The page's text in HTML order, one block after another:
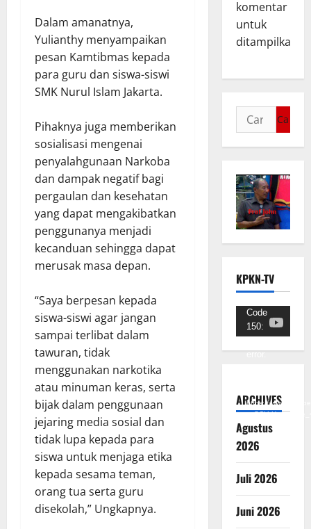
Dalam amanatnya,
Yulianthy menyampaikan
pesan Kamtibmas kepada
para guru dan siswa-siswi
SMK Nurul Islam Jakarta.
Pihaknya juga memberikan
sosialisasi mengenai
penyalahgunaan Narkoba
dan dampak negatif bagi
pergaulan dan kesehatan
yang dapat mengakibatkan
penggunanya menjadi
kecanduan sehingga dapat
merusak masa depan.
“Saya berpesan kepada
siswa-siswi agar jangan
sampai terlibat dalam
tawuran, tidak
menggunakan narkotika
atau minuman keras, serta
bijak dalam penggunaan
jejaring media sosial dan
tidak lupa kepada para
siswa untuk menjaga etika
kepada sesama teman,
orang tua serta guru
disekolah,” Ungkapnya.
komentar
untuk
ditampilkan.
KPKN-TV
Pemutar
Video
Code
150:
error.
https://
ARCHIVES
Agustus
2026
Juli 2026
Juni 2026